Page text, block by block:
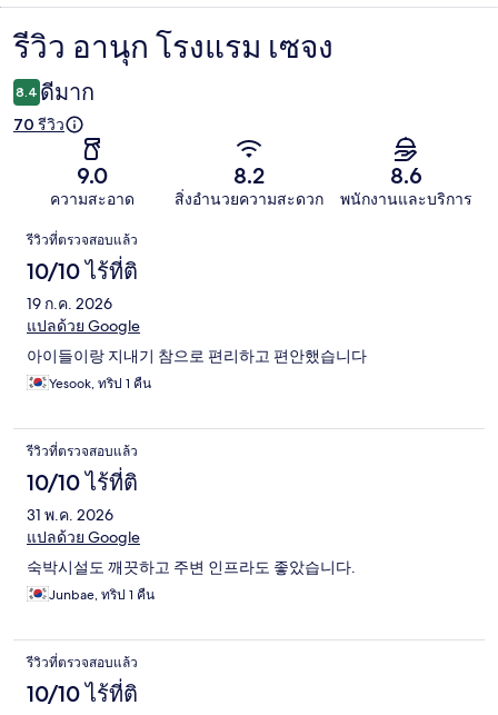
รีวิว
รีวิว อานุก โรงแรม เซจง
8.4 ดีมาก
70 รีวิว
9.0
ความสะอาด
8.2
สิ่งอำนวยความสะดวก
8.6
พนักงานและบริการ
รีวิว
รีวิวที่ตรวจสอบแล้ว
10/10 ไร้ที่ติ
19 ก.ค. 2026
แปลด้วย Google
아이들이랑 지내기 참으로 편리하고 편안했습니다
Yesook, ทริป 1 คืน
รีวิวที่ตรวจสอบแล้ว
10/10 ไร้ที่ติ
31 พ.ค. 2026
แปลด้วย Google
숙박시설도 깨끗하고 주변 인프라도 좋았습니다.
Junbae, ทริป 1 คืน
รีวิวที่ตรวจสอบแล้ว
10/10 ไร้ที่ติ